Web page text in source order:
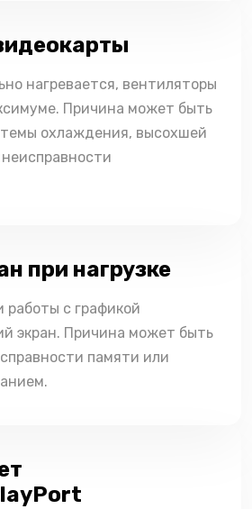
нагревается, вентиляторы
Причина может быть
охлаждения, высохшей
при нагрузке
работы с графикой
экран. Причина может быть
памяти или